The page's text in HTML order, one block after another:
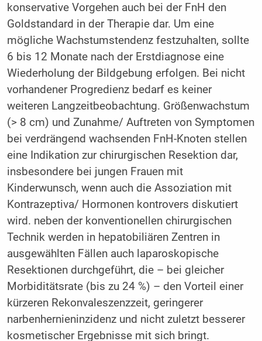
konservative Vorgehen auch bei der FnH den
Goldstandard in der Therapie dar. Um eine
mögliche Wachstumstendenz festzuhalten, sollte
6 bis 12 Monate nach der Erstdiagnose eine
Wiederholung der Bildgebung erfolgen. Bei nicht
vorhandener Progredienz bedarf es keiner
weiteren Langzeitbeobachtung. Größenwachstum
(> 8 cm) und Zunahme/ Auftreten von Symptomen
bei verdrängend wachsenden FnH-Knoten stellen
eine Indikation zur chirurgischen Resektion dar,
insbesondere bei jungen Frauen mit
Kinderwunsch, wenn auch die Assoziation mit
Kontrazeptiva/ Hormonen kontrovers diskutiert
wird. neben der konventionellen chirurgischen
Technik werden in hepatobiliären Zentren in
ausgewählten Fällen auch laparoskopische
Resektionen durchgeführt, die – bei gleicher
Morbiditätsrate (bis zu 24 %) – den Vorteil einer
kürzeren Rekonvaleszenzzeit, geringerer
narbenhernieninzidenz und nicht zuletzt besserer
kosmetischer Ergebnisse mit sich bringt.